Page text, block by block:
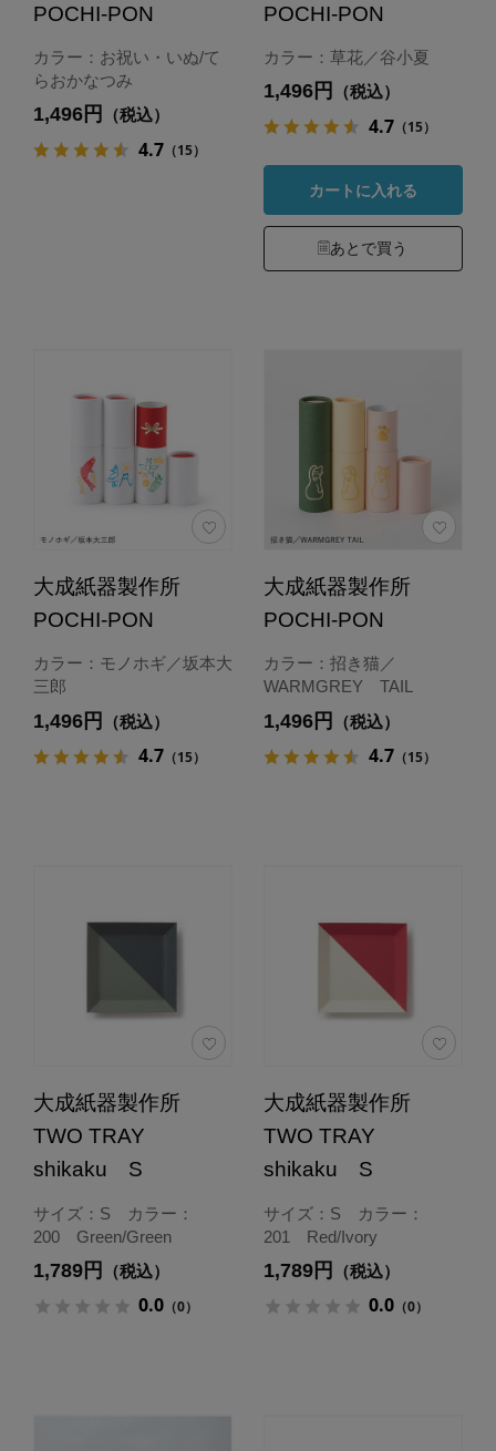
POCHI-PON
カラー：お祝い・いぬ/て
らおかなつみ
1,496円 （税込）
4.7（15）
POCHI-PON
カラー：草花／谷小夏
1,496円 （税込）
4.7（15）
カートに入れる
あとで買う
大成紙器製作所
POCHI-PON
カラー：モノホギ／坂本大
三郎
1,496円 （税込）
4.7（15）
大成紙器製作所
POCHI-PON
カラー：招き猫／
WARMGREY TAIL
1,496円 （税込）
4.7（15）
大成紙器製作所
TWO TRAY
shikaku S
サイズ：S カラー：
200 Green/Green
1,789円 （税込）
0.0（0）
大成紙器製作所
TWO TRAY
shikaku S
サイズ：S カラー：
201 Red/Ivory
1,789円 （税込）
0.0（0）